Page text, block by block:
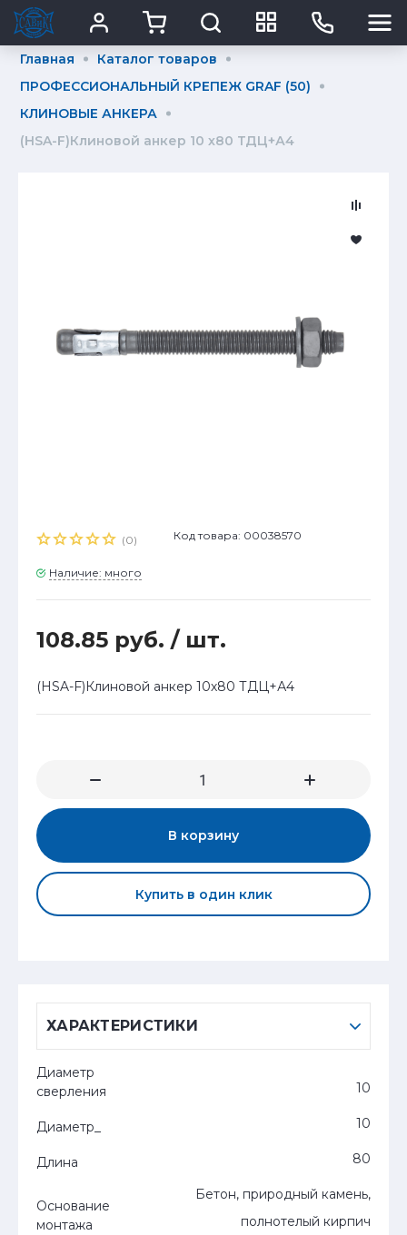
Главная
Каталог товаров
ПРОФЕССИОНАЛЬНЫЙ КРЕПЕЖ GRAF (50)
КЛИНОВЫЕ АНКЕРА
(HSA-F)Клиновой анкер 10 х80 ТДЦ+А4
(0) Код товара: 00038570
Наличие: много
108.85 руб. / шт.
(HSA-F)Клиновой анкер 10х80 ТДЦ+А4
В корзину
Купить в один клик
ХАРАКТЕРИСТИКИ
Диаметр
сверления
10
Диаметр_ 10
Длина 80
Основание
монтажа
Бетон, природный камень,
полнотелый кирпич